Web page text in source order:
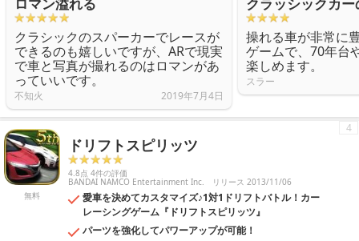
クラシックのスパーカーでレースが
できるのも嬉しいですが、ARで現実
で車と写真が撮れるのはロマンがあ
っていいです。
不知火 2019年7月4日
操れる車が非常に
ゲームで、70年台
楽しめます。
スラー
無料
ドリフトスピリッツ
4.8点 4件の評価
BANDAI NAMCO Entertainment Inc. リリース 2013/11/06
愛車を決めてカスタマイズ♪1対1ドリフトバトル！カー
レーシングゲーム『ドリフトスピリッツ』
パーツを強化してパワーアップが可能！
4